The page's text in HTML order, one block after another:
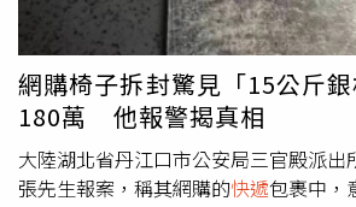
說不得有國民法官參予審判！少事法
推動少事法呢？1、二審法官也一直在
所以不要將案情說出去！我說的任何話
假話而且都是有憑有據的！今天我就把
我打悶棍全部說出！2、林女在法院曾
害者林生説新聞上的那些挑釁言詞都是
求法庭查IP來源，法院的的答覆都說只
網購椅子拆封驚見「15公斤
180萬 他報警揭真相
大陸湖北省丹江口市公安局三官殿派出
張先生報案，稱其網購的快遞包裹中，